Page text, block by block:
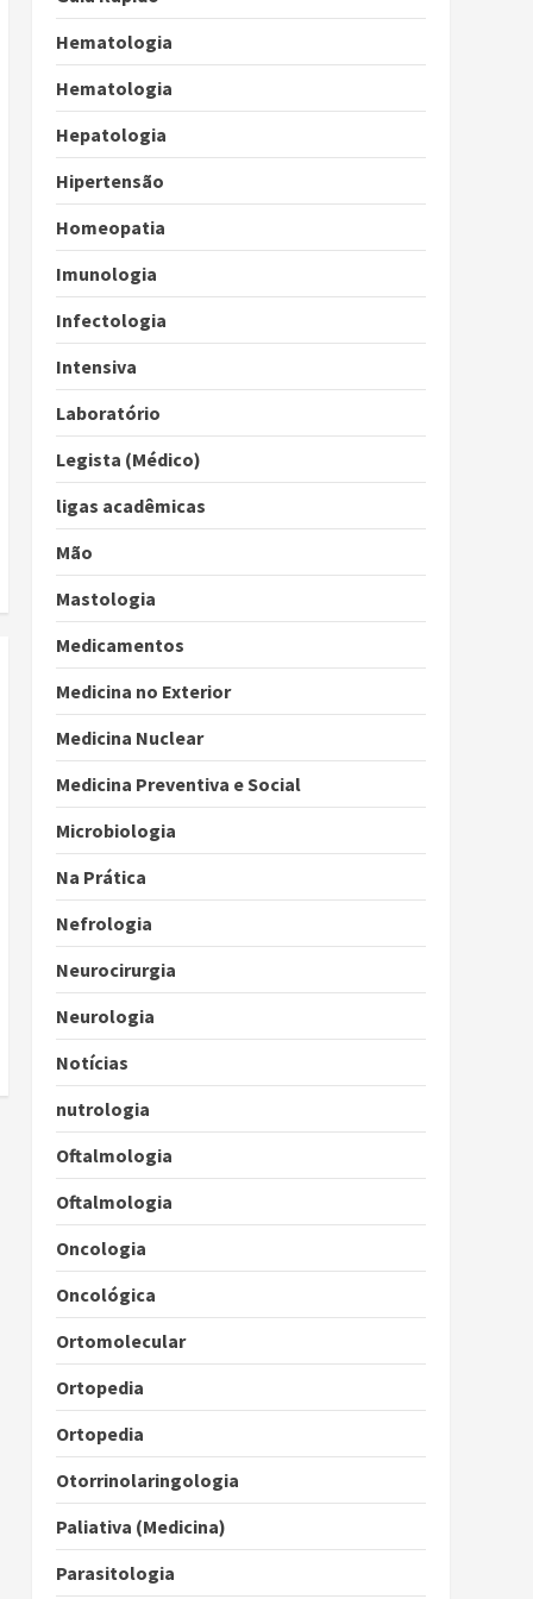
Hematologia
Hematologia
Hepatologia
Hipertensão
Homeopatia
Imunologia
Infectologia
Intensiva
Laboratório
Legista (Médico)
ligas acadêmicas
Mão
Mastologia
Medicamentos
Medicina no Exterior
Medicina Nuclear
Medicina Preventiva e Social
Microbiologia
Na Prática
Nefrologia
Neurocirurgia
Neurologia
Notícias
nutrologia
Oftalmologia
Oftalmologia
Oncologia
Oncológica
Ortomolecular
Ortopedia
Ortopedia
Otorrinolaringologia
Paliativa (Medicina)
Parasitologia